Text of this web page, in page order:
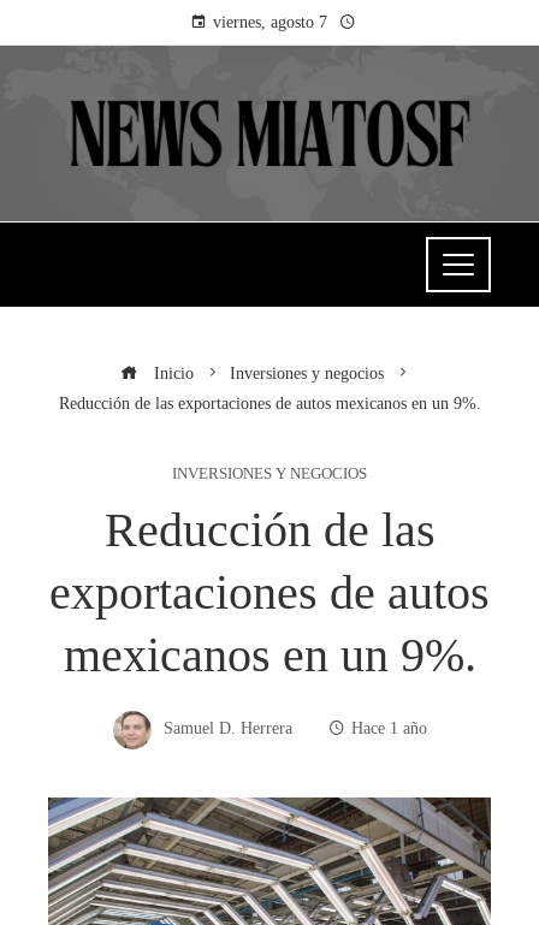
viernes, agosto 7
Inicio
Inversiones y negocios
Reducción de las exportaciones de autos mexicanos en un 9%.
INVERSIONES Y NEGOCIOS
Reducción de las
exportaciones de autos
mexicanos en un 9%.
Samuel D. Herrera Hace 1 año